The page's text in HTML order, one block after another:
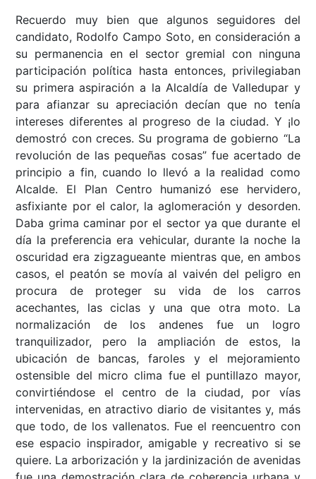
Recuerdo muy bien que algunos seguidores del
candidato, Rodolfo Campo Soto, en consideración a
su permanencia en el sector gremial con ninguna
participación política hasta entonces, privilegiaban
su primera aspiración a la Alcaldía de Valledupar y
para afianzar su apreciación decían que no tenía
intereses diferentes al progreso de la ciudad. Y ¡lo
demostró con creces. Su programa de gobierno “La
revolución de las pequeñas cosas” fue acertado de
principio a fin, cuando lo llevó a la realidad como
Alcalde. El Plan Centro humanizó ese hervidero,
asfixiante por el calor, la aglomeración y desorden.
Daba grima caminar por el sector ya que durante el
día la preferencia era vehicular, durante la noche la
oscuridad era zigzagueante mientras que, en ambos
casos, el peatón se movía al vaivén del peligro en
procura de proteger su vida de los carros
acechantes, las ciclas y una que otra moto. La
normalización de los andenes fue un logro
tranquilizador, pero la ampliación de estos, la
ubicación de bancas, faroles y el mejoramiento
ostensible del micro clima fue el puntillazo mayor,
convirtiéndose el centro de la ciudad, por vías
intervenidas, en atractivo diario de visitantes y, más
que todo, de los vallenatos. Fue el reencuentro con
ese espacio inspirador, amigable y recreativo si se
quiere. La arborización y la jardinización de avenidas